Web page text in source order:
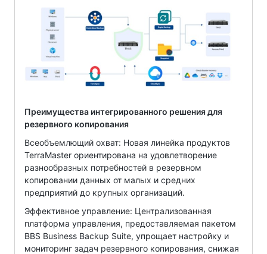
Преимущества интегрированного решения для
резервного копирования
Всеобъемлющий охват: Новая линейка продуктов
TerraMaster ориентирована на удовлетворение
разнообразных потребностей в резервном
копировании данных от малых и средних
предприятий до крупных организаций.
Эффективное управление: Централизованная
платформа управления, предоставляемая пакетом
BBS Business Backup Suite, упрощает настройку и
мониторинг задач резервного копирования, снижая